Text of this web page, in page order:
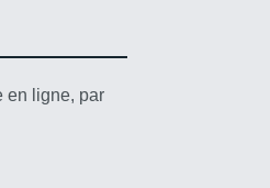
en ligne, par